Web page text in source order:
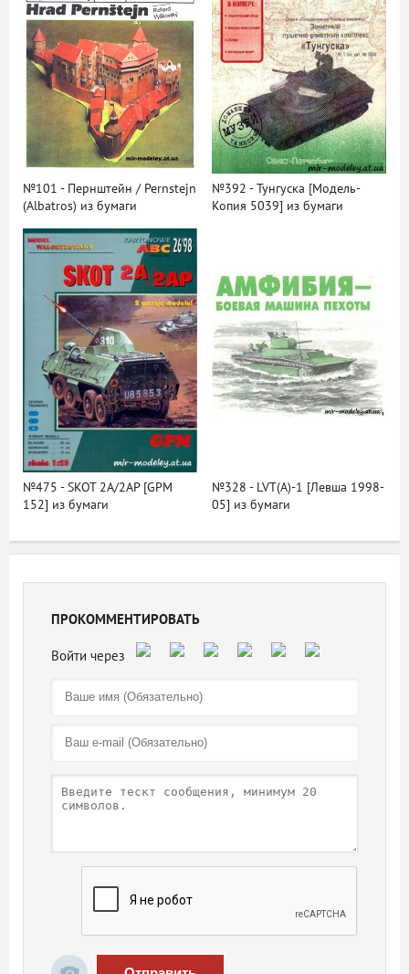
№101 - Пернштейн / Pernstejn
(Albatros) из бумаги
№392 - Тунгуска [Модель-
Копия 5039] из бумаги
№475 - SKOT 2A/2AP [GPM
152] из бумаги
№328 - LVT(A)-1 [Левша 1998-
05] из бумаги
ПРОКОММЕНТИРОВАТЬ